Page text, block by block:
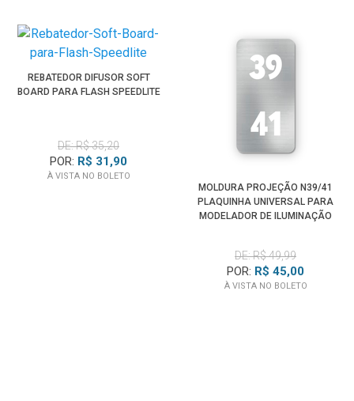
REBATEDOR DIFUSOR SOFT
BOARD PARA FLASH SPEEDLITE
DE: R$ 35,20
POR: R$ 31,90
À VISTA NO BOLETO
MOLDURA PROJEÇÃO N39/41
PLAQUINHA UNIVERSAL PARA
MODELADOR DE ILUMINAÇÃO
DE: R$ 49,99
POR: R$ 45,00
À VISTA NO BOLETO